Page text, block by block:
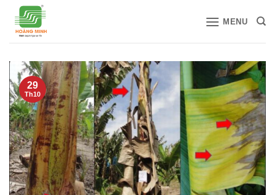
qua
MENU
29
Th10